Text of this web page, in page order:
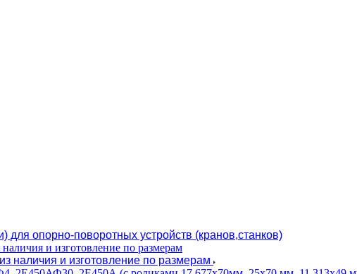
опорно-поворотных устройств (кранов,станков)
наличия и изготовление по размерам